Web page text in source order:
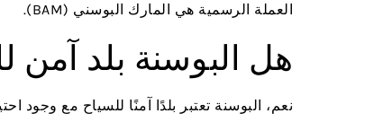
العملة الرسمية هي المارك البوسني (BAM).
هل البوسنة بلد آمن
نعم، البوسنة تعتبر بلدًا آمنًا للسياح مع